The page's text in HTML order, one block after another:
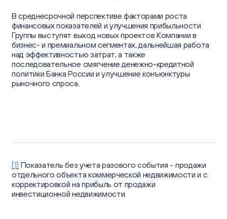
В среднесрочной перспективе факторами роста
финансовых показателей и улучшения прибыльности
Группы выступят выход новых проектов Компании в
бизнес- и премиальном сегментах, дальнейшая работа
над эффективностью затрат, а также
последовательное смягчение денежно-кредитной
политики Банка России и улучшение конъюнктуры
рыночного спроса.
[1] Показатель без учета разового события - продажи
отдельного объекта коммерческой недвижимости и с
корректировкой на прибыль от продажи
инвестиционной недвижимости.